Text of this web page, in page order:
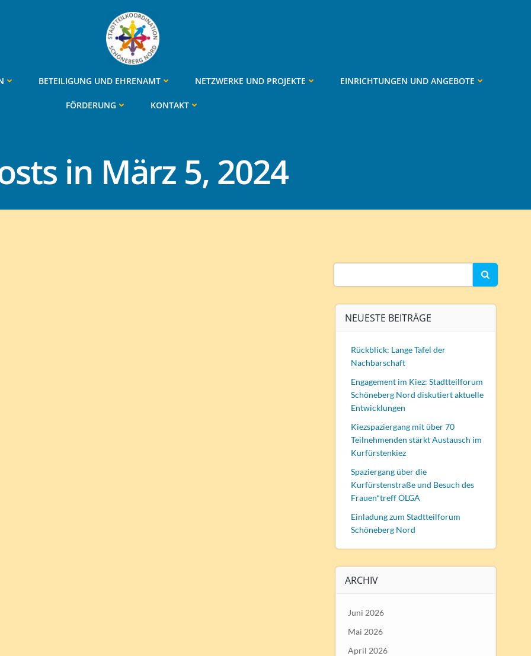
BETEILIGUNG UND EHRENAMT NETZWERKE UND PROJEKTE EINRICHTUNGEN UND ANGEBOTE
FÖRDERUNG KONTAKT
in März 5, 2024
for:
NEUESTE BEITRÄGE
Rückblick: Lange Tafel der
Nachbarschaft
Engagement im Kiez: Stadtteilforum
Schöneberg Nord diskutiert aktuelle
Entwicklungen
Kiezspaziergang mit über 70
Teilnehmenden stärkt Austausch im
Kurfürstenkiez
Spaziergang über die
Kurfürstenstraße und Besuch des
Frauen*treff OLGA
Einladung zum Stadtteilforum
Schöneberg Nord
ARCHIV
Juni 2026
Mai 2026
April 2026